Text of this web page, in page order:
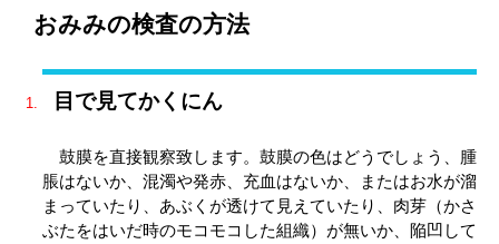
おみみの検査の方法
目で見てかくにん
鼓膜を直接観察致します。鼓膜の色はどうでしょう、腫
脹はないか、混濁や発赤、充血はないか、またはお水が溜
まっていたり、あぶくが透けて見えていたり、肉芽（かさ
ぶたをはいだ時のモコモコした組織）が無いか、陥凹して